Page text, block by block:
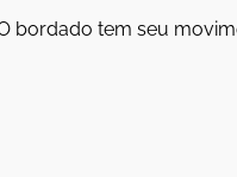
bordado tem seu